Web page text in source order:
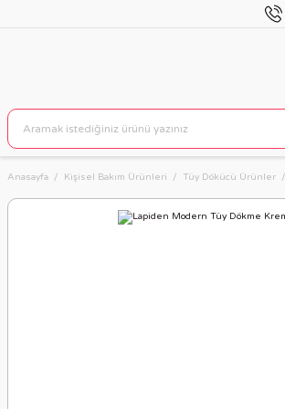
Anasayfa Kişisel Bakım Ürünleri Tüy Dökücü Ürünler